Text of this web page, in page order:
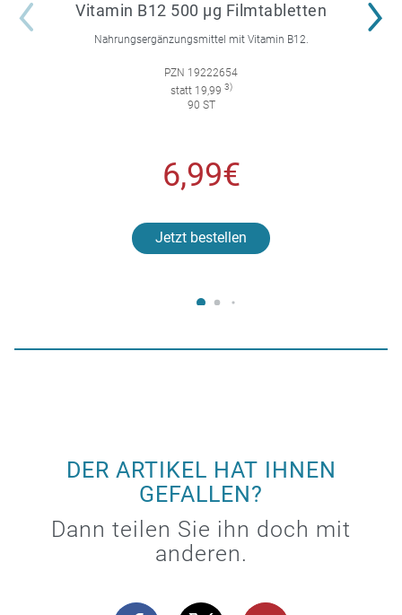
Vitamin B12 500 µg Filmtabletten
Nahrungsergänzungsmittel mit Vitamin B12.
PZN 19222654
statt 19,99 3)
90 ST
6,99€
Jetzt bestellen
DER ARTIKEL HAT IHNEN
GEFALLEN?
Dann teilen Sie ihn doch mit
anderen.